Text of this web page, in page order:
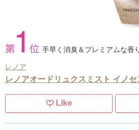
手早く消臭＆プレミアムな香
レノア
レノアオードリュクスミスト イノ
Like